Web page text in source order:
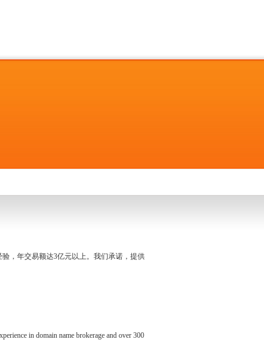
，年交易额达3亿元以上。我们承诺，提供
in domain name brokerage and over 300